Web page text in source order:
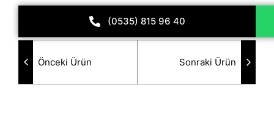
(0535) 815 96 40
Önceki Ürün Sonraki Ürün